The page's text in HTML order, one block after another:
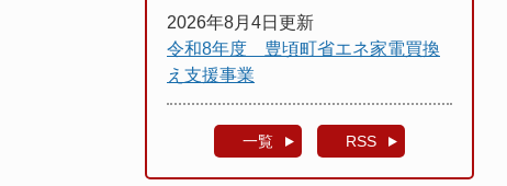
2026年8月4日更新
令和8年度 豊頃町省エネ家電買換
え支援事業
一覧 RSS